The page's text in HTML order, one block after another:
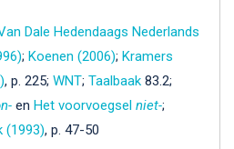
Dale Hedendaags Nederlands
; Koenen (2006); Kramers
, p. 225; WNT; Taalbaak 83.2;
en Het voorvoegsel niet-;
(1993), p. 47-50